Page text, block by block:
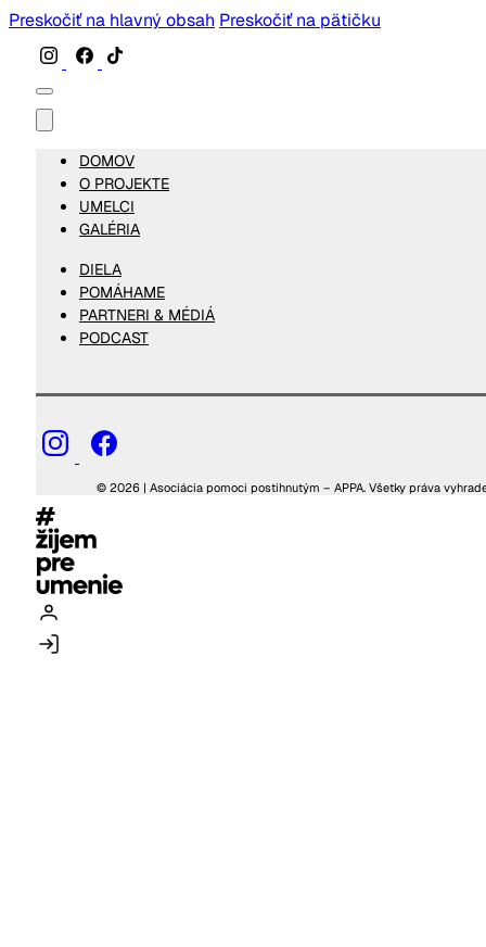
Preskočiť na hlavný obsah Preskočiť na pätičku
DOMOV
O PROJEKTE
UMELCI
GALÉRIA
DIELA
POMÁHAME
PARTNERI & MÉDIÁ
PODCAST
© 2026 | Asociácia pomoci postihnutým – APPA. Všetky práva